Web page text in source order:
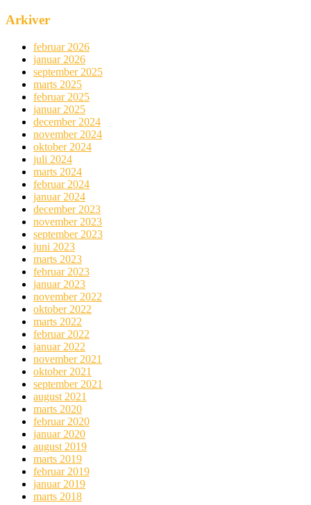
Arkiver
februar 2026
januar 2026
september 2025
marts 2025
februar 2025
januar 2025
december 2024
november 2024
oktober 2024
juli 2024
marts 2024
februar 2024
januar 2024
december 2023
november 2023
september 2023
juni 2023
marts 2023
februar 2023
januar 2023
november 2022
oktober 2022
marts 2022
februar 2022
januar 2022
november 2021
oktober 2021
september 2021
august 2021
marts 2020
februar 2020
januar 2020
august 2019
marts 2019
februar 2019
januar 2019
marts 2018